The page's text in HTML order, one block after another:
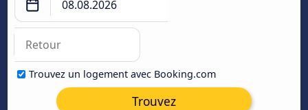
Trouvez un logement avec Booking.com
Trouvez